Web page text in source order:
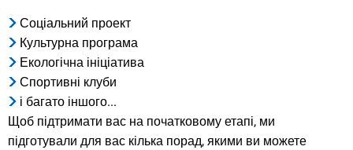
Соціальний проект
Культурна програма
Екологічна ініціатива
Спортивні клуби
і багато іншого...
Щоб підтримати вас на початковому етапі, ми
підготували для вас кілька порад, якими ви можете